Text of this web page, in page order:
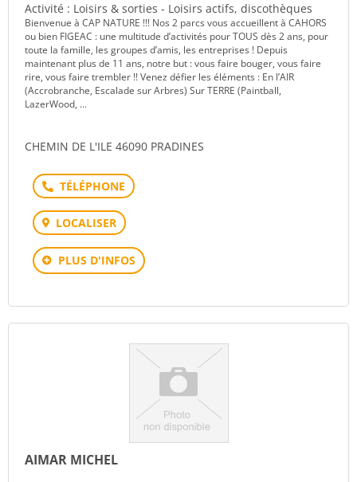
Activité : Loisirs & sorties - Loisirs actifs, discothèques
Bienvenue à CAP NATURE !!! Nos 2 parcs vous accueillent à CAHORS
ou bien FIGEAC : une multitude d’activités pour TOUS dès 2 ans, pour
toute la famille, les groupes d’amis, les entreprises ! Depuis
maintenant plus de 11 ans, notre but : vous faire bouger, vous faire
rire, vous faire trembler !! Venez défier les éléments : En l’AIR
(Accrobranche, Escalade sur Arbres) Sur TERRE (Paintball,
LazerWood, ...
CHEMIN DE L'ILE 46090 PRADINES
Téléphone
LOCALISER
PLUS D'INFOS
AIMAR MICHEL